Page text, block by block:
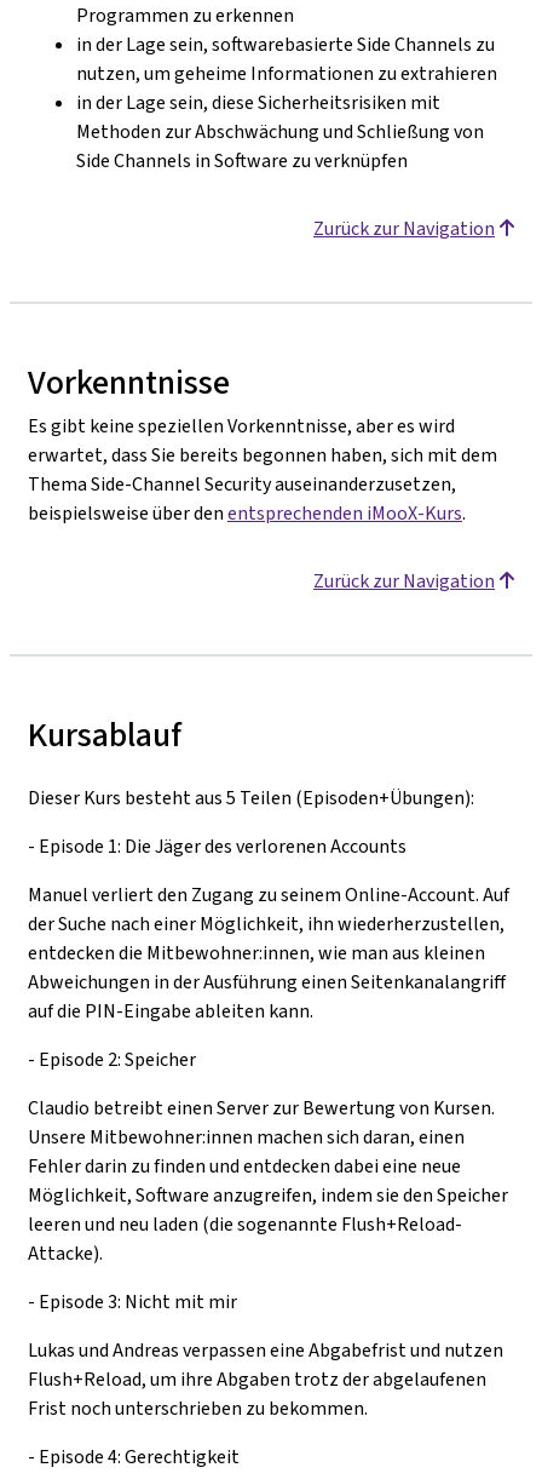
Programmen zu erkennen
in der Lage sein, softwarebasierte Side Channels zu
nutzen, um geheime Informationen zu extrahieren
in der Lage sein, diese Sicherheitsrisiken mit
Methoden zur Abschwächung und Schließung von
Side Channels in Software zu verknüpfen
Zurück zur Navigation
Vorkenntnisse
Es gibt keine speziellen Vorkenntnisse, aber es wird
erwartet, dass Sie bereits begonnen haben, sich mit dem
Thema Side-Channel Security auseinanderzusetzen,
beispielsweise über denentsprechenden iMooX-Kurs.
Zurück zur Navigation
Kursablauf
Dieser Kurs besteht aus 5 Teilen (Episoden+Übungen):
- Episode 1: Die Jäger des verlorenen Accounts
Manuel verliert den Zugang zu seinem Online-Account. Auf
der Suche nach einer Möglichkeit, ihn wiederherzustellen,
entdecken die Mitbewohner:innen, wie man aus kleinen
Abweichungen in der Ausführung einen Seitenkanalangriff
auf die PIN-Eingabe ableiten kann.
- Episode 2: Speicher
Claudio betreibt einen Server zur Bewertung von Kursen.
Unsere Mitbewohner:innen machen sich daran, einen
Fehler darin zu finden und entdecken dabei eine neue
Möglichkeit, Software anzugreifen, indem sie den Speicher
leeren und neu laden (die sogenannte Flush+Reload-
Attacke).
- Episode 3: Nicht mit mir
Lukas und Andreas verpassen eine Abgabefrist und nutzen
Flush+Reload, um ihre Abgaben trotz der abgelaufenen
Frist noch unterschrieben zu bekommen.
- Episode 4: Gerechtigkeit